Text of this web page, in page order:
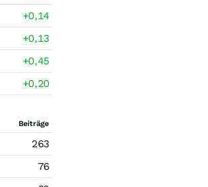
+0,14
+0,13
+0,45
+0,20
Beiträge
263
76